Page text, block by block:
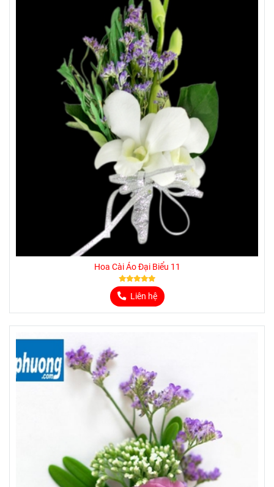
Hoa Cài Áo Đại Biểu 11
Liên hệ